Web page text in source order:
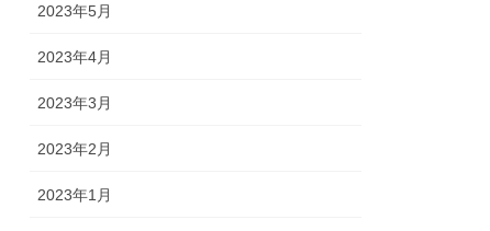
2023年5月
2023年4月
2023年3月
2023年2月
2023年1月